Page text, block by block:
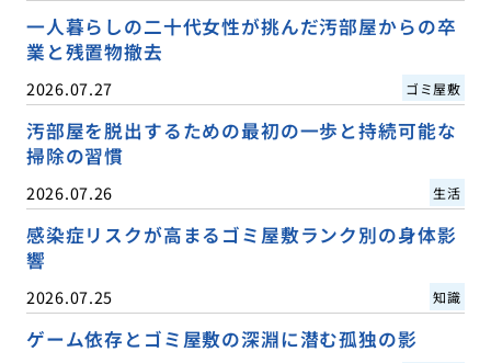
一人暮らしの二十代女性が挑んだ汚部屋からの卒
業と残置物撤去
2026.07.27 ゴミ屋敷
汚部屋を脱出するための最初の一歩と持続可能な
掃除の習慣
2026.07.26 生活
感染症リスクが高まるゴミ屋敷ランク別の身体影
響
2026.07.25 知識
ゲーム依存とゴミ屋敷の深淵に潜む孤独の影